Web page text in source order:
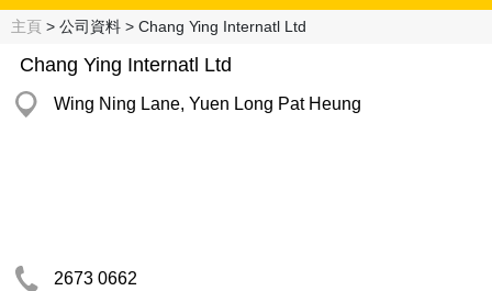
主頁 > 公司資料 > Chang Ying Internatl Ltd
Chang Ying Internatl Ltd
Wing Ning Lane, Yuen Long Pat Heung
2673 0662